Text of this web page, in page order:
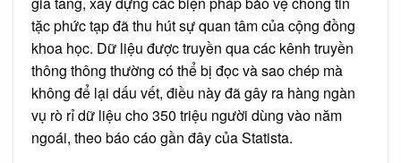
tặc phức tạp đã thu hút sự quan tâm của cộng đồng
khoa học. Dữ liệu được truyền qua các kênh truyền
thông thông thường có thể bị đọc và sao chép mà
không để lại dấu vết, điều này đã gây ra hàng ngàn
vụ rò rỉ dữ liệu cho 350 triệu người dùng vào năm
ngoái, theo báo cáo gần đây của Statista.